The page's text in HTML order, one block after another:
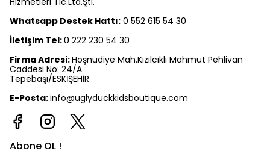
Whatsapp Destek Hattı: 0 552 615 54 30
İletişim Tel:0 222 230 54 30
Firma Adresi:Hoşnudiye Mah.Kızılcıklı Mahmut Pehlivan
Caddesi No: 24/A
Tepebaşı/ESKİŞEHİR
E-Posta:info@uglyduckkidsboutique.com
Abone OL !